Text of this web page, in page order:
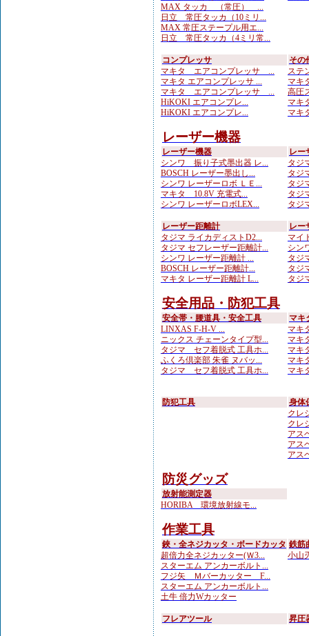
MAX タッカ （常圧） ...
日立 常圧タッカ（10ミリ...
MAX 常圧ステープル用エ...
日立 常圧タッカ（4ミリ常...
コンプレッサ
マキタ エアコンプレッサ ...
マキタ エアコンプレッサ ...
マキタ エアコンプレッサ ...
HiKOKI エアコンプレ...
HiKOKI エアコンプレ...
その
ステ
マキ
高圧
マキ
マキ
レーザー機器
レーザー機器
シンワ 振り子式墨出器 レ...
BOSCH レーザー墨出し...
シンワ レーザーロボ ＬＥ...
マキタ 10.8V 充電式...
シンワ レーザーロボLEX...
レー
タジ
タジ
タジ
タジ
タジ
レーザー距離計
タジマ ライカディストD2...
タジマ セフレーザー距離計...
シンワ レーザー距離計 ...
BOSCH レーザー距離計...
マキタ レーザー距離計 L...
レー
マイ
シン
タジ
タジ
タジ
安全用品・防犯工具
安全帯・腰道具・安全工具
LINXAS F-H-V ...
ニックス チェーンタイプ型...
タジマ セフ着脱式 工具ホ...
ふくろ倶楽部 朱雀 ヌバッ...
タジマ セフ着脱式 工具ホ...
マキ
マキ
マキ
マキ
マキ
マキ
防犯工具
身体
クレ
クレ
アス
アス
アス
防災グッズ
放射能測定器
HORIBA 環境放射線モ...
作業工具
鋏・全ネジカッタ・ボードカッタ
超倍力全ネジカッター(Ｗ3...
スターエム アンカーボルト...
フジ矢 Ｍバーカッター F...
スターエム アンカーボルト...
土牛 倍力Wカッター
鉄筋
小山
フレアツール 昇圧